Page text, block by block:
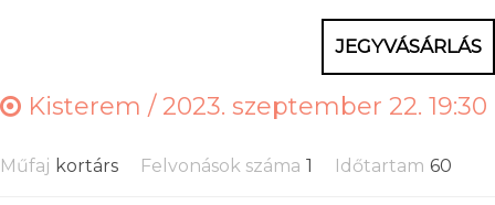
JEGYVÁSÁRLÁS
Kisterem /2023. szeptember 22. 19:30
Műfaj kortárs Felvonások száma 1 Időtartam 60